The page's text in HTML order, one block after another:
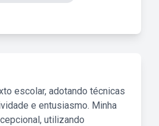
escolar, adotando técnicas
e entusiasmo. Minha
utilizando